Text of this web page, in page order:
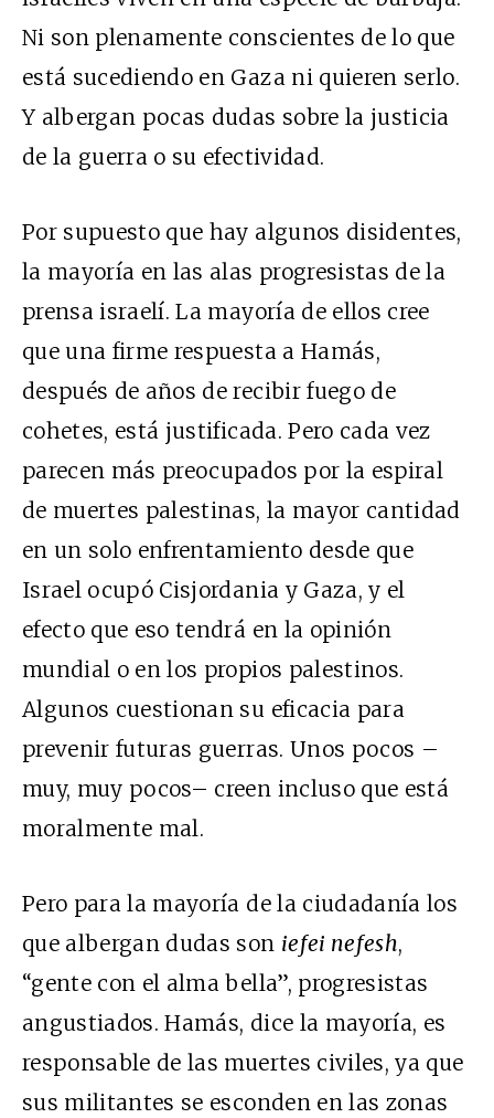
Ni son plenamente conscientes de lo que
está sucediendo en Gaza ni quieren serlo.
Y albergan pocas dudas sobre la justicia
de la guerra o su efectividad.
Por supuesto que hay algunos disidentes,
la mayoría en las alas progresistas de la
prensa israelí. La mayoría de ellos cree
que una firme respuesta a Hamás,
después de años de recibir fuego de
cohetes, está justificada. Pero cada vez
parecen más preocupados por la espiral
de muertes palestinas, la mayor cantidad
en un solo enfrentamiento desde que
Israel ocupó Cisjordania y Gaza, y el
efecto que eso tendrá en la opinión
mundial o en los propios palestinos.
Algunos cuestionan su eficacia para
prevenir futuras guerras. Unos pocos –
muy, muy pocos– creen incluso que está
moralmente mal.
Pero para la mayoría de la ciudadanía los
que albergan dudas son iefei nefesh,
“gente con el alma bella”, progresistas
angustiados. Hamás, dice la mayoría, es
responsable de las muertes civiles, ya que
sus militantes se esconden en las zonas